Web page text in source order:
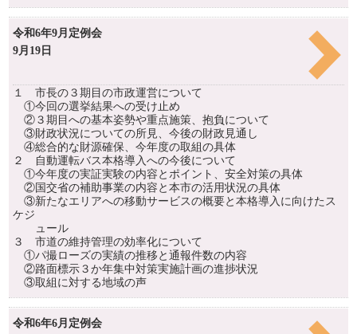
令和6年9月定例会
9月19日
１ 市長の３期目の市政運営について
①今回の選挙結果への受け止め
②３期目への基本姿勢や重点施策、抱負について
③財政状況についての所見、今後の財政見通し
④総合的な財源確保、今年度の取組の具体
２ 自動運転バス本格導入への今後について
①今年度の実証実験の内容とポイント、安全対策の具体
②国交省の補助事業の内容と本市の活用状況の具体
③新たなエリアへの移動サービスの概要と本格導入に向けたス
ケジ
ュール
３ 市道の維持管理の効率化について
①パ撮ローズの実績の推移と通報件数の内容
②路面標示３か年集中対策実施計画の進捗状況
③取組に対する地域の声
令和6年6月定例会